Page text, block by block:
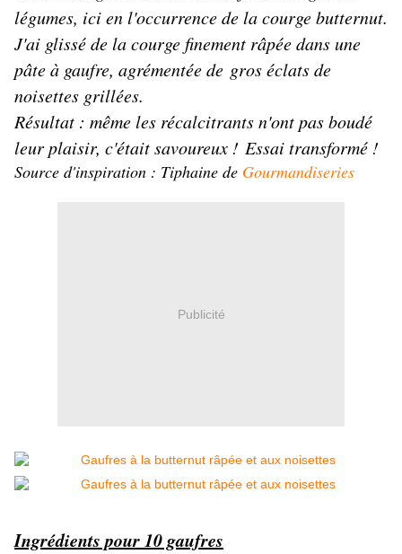
légumes, ici en l'occurrence de la courge butternut.
J'ai glissé de la courge finement râpée dans une
pâte à gaufre, agrémentée de gros éclats de
noisettes grillées.
Résultat : même les récalcitrants n'ont pas boudé
leur plaisir, c'était savoureux ! Essai transformé !
Source d'inspiration : Tiphaine de Gourmandiseries
Publicité
Ingrédients pour 10 gaufres